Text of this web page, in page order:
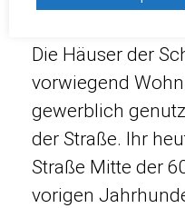
Nr. 34-44.
Die Häuser der
vorwiegend
gewerblich
der Straße. Ihr
Straße Mitte der
vorigen